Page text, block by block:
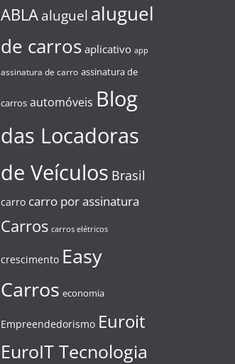
ABLA aluguel aluguel
de carros aplicativo app
assinatura de carro assinatura de
carros automóveis Blog
das Locadoras
de Veículos Brasil
carro carro por assinatura
Carros carros elétricos
crescimento Easy
Carros economia
Empreendedorismo Euroit
EuroIT Tecnologia